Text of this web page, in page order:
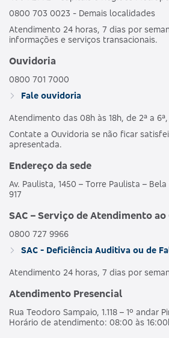
0800 703 0023 - Demais localidades
Atendimento 24 horas, 7 dias por
informações e serviços transacionais.
Ouvidoria
0800 701 7000
Fale ouvidoria
Atendimento das 08h às 18h, de 2ª a
Contate a Ouvidoria se não ficar
apresentada.
Endereço da sede
Av. Paulista, 1450 – Torre Paulista – Bela
917
SAC – Serviço de Atendimento
0800 727 9966
SAC - Deficiência Auditiva ou de
Atendimento 24 horas, 7 dias por
Atendimento Presencial
Rua Teodoro Sampaio, 1.118 – 1º andar
Horário de atendimento: 08:00 às